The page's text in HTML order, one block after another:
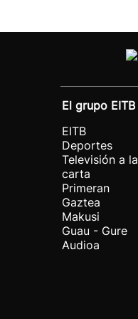
El grupo EITB
EITB
Deportes
Televisión a la
carta
Primeran
Gaztea
Makusi
Guau - Gure
Audioa